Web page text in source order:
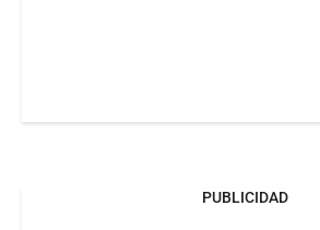
PUBLICIDAD